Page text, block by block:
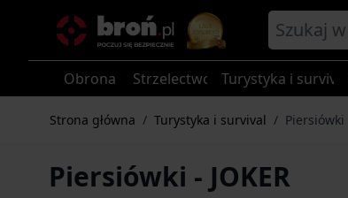
Obrona Strzelectwo Turystyka i survival
Strona główna / Turystyka i survival / Piersiówki
Piersiówki - JOKER